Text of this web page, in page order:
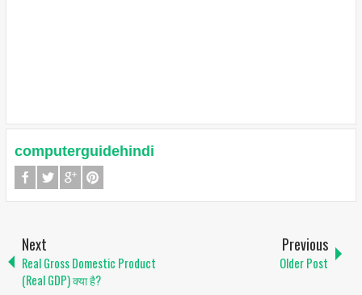
computerguidehindi
Next
Real Gross Domestic Product
(Real GDP) क्या है?
Previous
Older Post